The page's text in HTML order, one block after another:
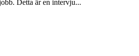
Detta är en intervju...